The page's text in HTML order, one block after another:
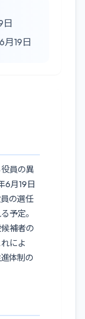
日
19日
員の異
6月19日
の選任
予定。
補者の
によ
体制の